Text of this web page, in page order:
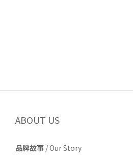
ABOUT US
品牌故事 /Our Story